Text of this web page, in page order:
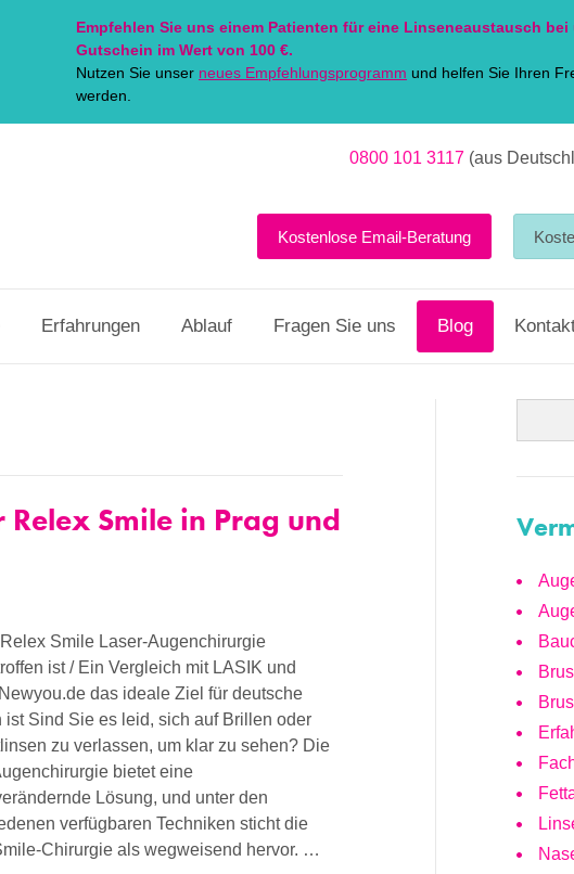
Empfehlen Sie uns einem Patienten für eine Linseneaustausch bei
Gutschein im Wert von 100 €.
Nutzen Sie unser neues Empfehlungsprogramm und helfen Sie Ihren
werden.
0800 101 3117 (aus
Erfahrungen Ablauf Fragen Sie uns Blog
Kostenlose Email-Beratung
Smile in Prag und
Smile Laser-Augenchirurgie
ist / Ein Vergleich mit LASIK und
das ideale Ziel für deutsche
ist Sind Sie es leid, sich auf Brillen oder
zu verlassen, um klar zu sehen? Die
bietet eine
Lösung, und unter den
verfügbaren Techniken sticht die
Chirurgie als wegweisend hervor. …